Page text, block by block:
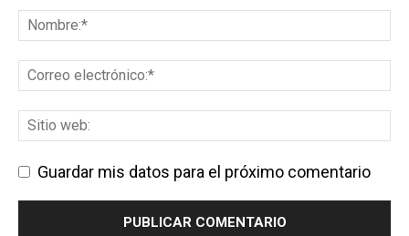
Guardar mis datos para el próximo comentario